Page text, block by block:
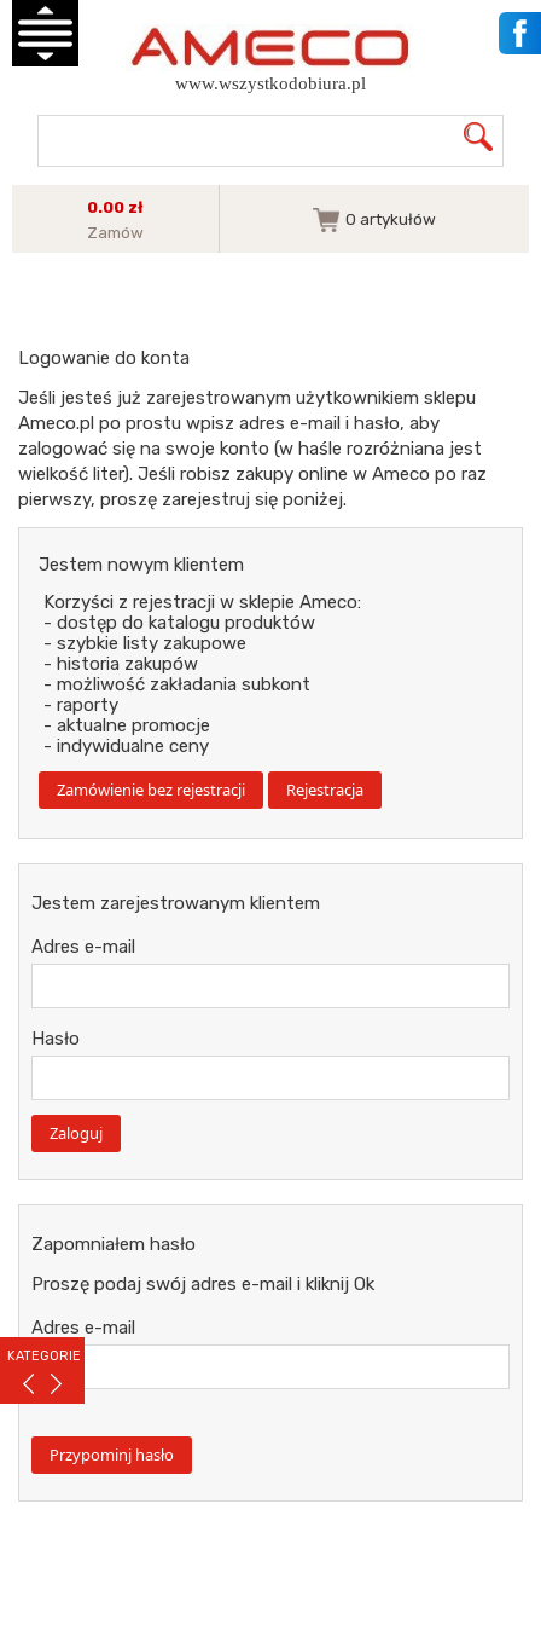
KATEGORIE
www.wszystkodobiura.pl
0.00 zł
Zamów
0 artykułów
Logowanie do konta
Jeśli jesteś już zarejestrowanym użytkownikiem sklepu
Ameco.pl po prostu wpisz adres e-mail i hasło, aby
zalogować się na swoje konto (w haśle rozróżniana jest
wielkość liter). Jeśli robisz zakupy online w Ameco po raz
pierwszy, proszę zarejestruj się poniżej.
Jestem nowym klientem
Korzyści z rejestracji w sklepie Ameco:
- dostęp do katalogu produktów
- szybkie listy zakupowe
- historia zakupów
- możliwość zakładania subkont
- raporty
- aktualne promocje
- indywidualne ceny
Jestem zarejestrowanym klientem
Adres e-mail
Hasło
Zapomniałem hasło
Proszę podaj swój adres e-mail i kliknij Ok
Adres e-mail